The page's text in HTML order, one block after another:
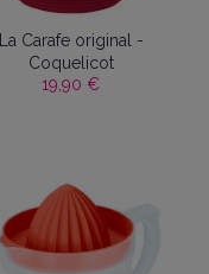
La Carafe original -
Coquelicot
19,90 €